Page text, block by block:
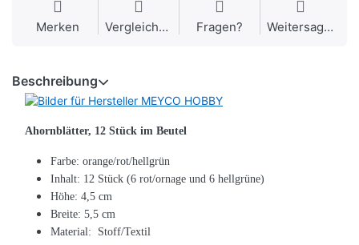
Merken Vergleichen Fragen? Weitersagen
Beschreibung
Ahornblätter, 12 Stück im Beutel
Farbe: orange/rot/hellgrün
Inhalt: 12 Stück (6 rot/ornage und 6 hellgrüne)
Höhe: 4,5 cm
Breite: 5,5 cm
Material: Stoff/Textil